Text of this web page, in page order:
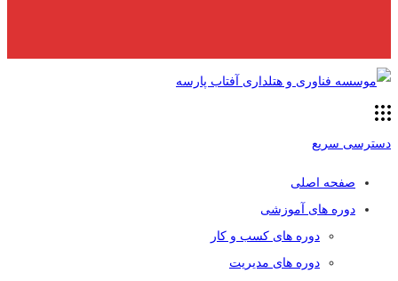
دسترسی سریع
صفحه اصلی
دوره های آموزشی
دوره های کسب و کار
دوره های مدیریت